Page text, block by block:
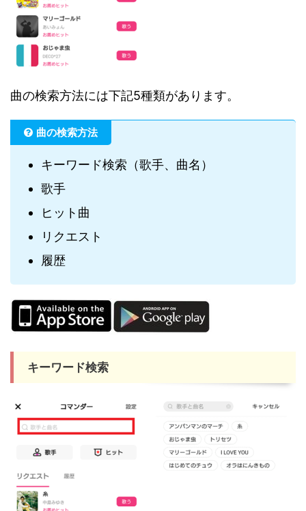
曲の検索方法には下記5種類があります。
曲の検索方法
キーワード検索（歌手、曲名）
歌手
ヒット曲
リクエスト
履歴
キーワード検索